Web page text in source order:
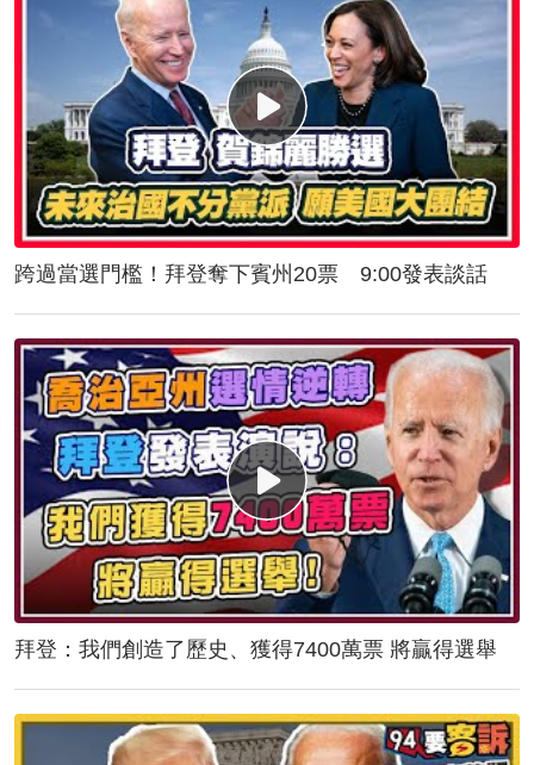
跨過當選門檻！拜登奪下賓州20票 9:00發表談話
拜登：我們創造了歷史、獲得7400萬票 將贏得選舉